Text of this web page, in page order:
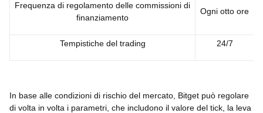
Frequenza di regolamento delle commissioni di
finanziamento
Ogni otto ore
Tempistiche del trading 24/7
In base alle condizioni di rischio del mercato, Bitget può regolare
di volta in volta i parametri, che includono il valore del tick, la leva